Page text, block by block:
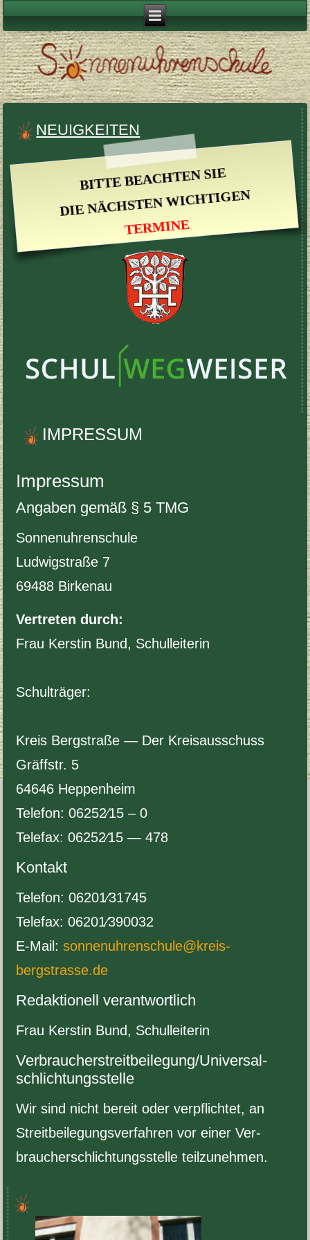
NEUIGKEITEN
BITTE BEACHTEN SIE
DIE NÄCH­STEN WICHTI­GEN
TER­MINE
IMPRES­SUM
Impres­sum
Angaben gemäß § 5 TMG
Son­nenuhren­schule
Lud­wigstraße 7
69488 Birkenau
Vertreten durch:
Frau Ker­stin Bund, Schullei­t­erin
Schul­träger:
Kreis Bergstraße — Der Kreisauss­chuss
Gräff­str. 5
64646 Hep­pen­heim
Tele­fon:06252⁄15 –0
Tele­fax:06252⁄15 —478
Kon­takt
Tele­fon:06201⁄31745
Tele­fax:06201⁄390032
E-​Mail:sonnenuhrenschule@kreis-
bergstrasse.de
Redak­tionell verantwortlich
Frau Ker­stin Bund, Schulleiterin
Verbraucher­streit­beilegung/​Universal­
schlichtungs­stelle
Wir sind nicht bereit oder verpflichtet, an
Stre­it­bei­le­gungsver­fahren vor einer Ver­
brauch­er­schlich­tungsstelle teilzunehmen.